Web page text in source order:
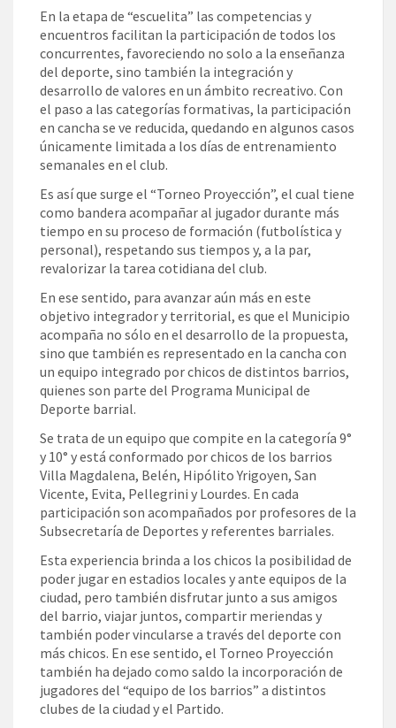
En la etapa de “escuelita” las competencias y
encuentros facilitan la participación de todos los
concurrentes, favoreciendo no solo a la enseñanza
del deporte, sino también la integración y
desarrollo de valores en un ámbito recreativo. Con
el paso a las categorías formativas, la participación
en cancha se ve reducida, quedando en algunos casos
únicamente limitada a los días de entrenamiento
semanales en el club.
Es así que surge el “Torneo Proyección”, el cual tiene
como bandera acompañar al jugador durante más
tiempo en su proceso de formación (futbolística y
personal), respetando sus tiempos y, a la par,
revalorizar la tarea cotidiana del club.
En ese sentido, para avanzar aún más en este
objetivo integrador y territorial, es que el Municipio
acompaña no sólo en el desarrollo de la propuesta,
sino que también es representado en la cancha con
un equipo integrado por chicos de distintos barrios,
quienes son parte del Programa Municipal de
Deporte barrial.
Se trata de un equipo que compite en la categoría 9°
y 10° y está conformado por chicos de los barrios
Villa Magdalena, Belén, Hipólito Yrigoyen, San
Vicente, Evita, Pellegrini y Lourdes. En cada
participación son acompañados por profesores de la
Subsecretaría de Deportes y referentes barriales.
Esta experiencia brinda a los chicos la posibilidad de
poder jugar en estadios locales y ante equipos de la
ciudad, pero también disfrutar junto a sus amigos
del barrio, viajar juntos, compartir meriendas y
también poder vincularse a través del deporte con
más chicos. En ese sentido, el Torneo Proyección
también ha dejado como saldo la incorporación de
jugadores del “equipo de los barrios” a distintos
clubes de la ciudad y el Partido.